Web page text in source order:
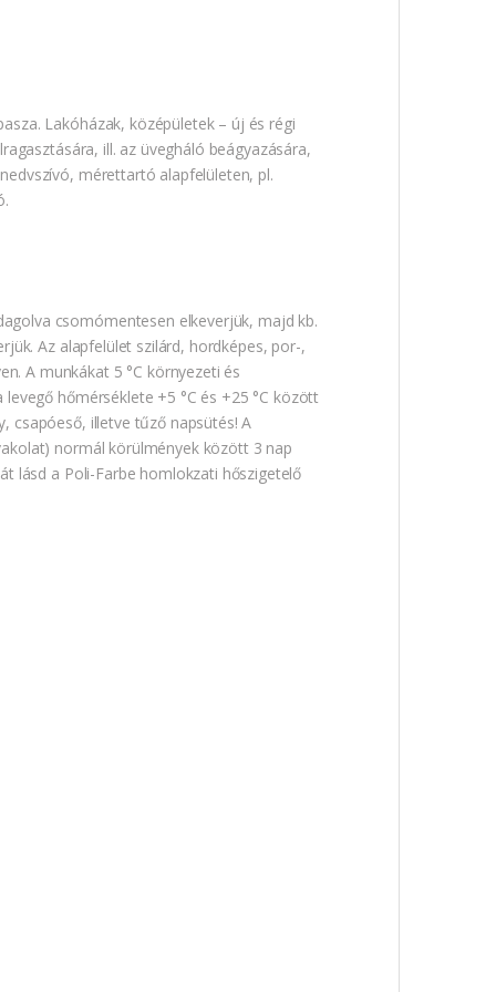
Lakóházak, középületek – új és régi
ill. az üvegháló beágyazására,
mérettartó alapfelületen, pl.
csomómentesen elkeverjük, majd kb.
Az alapfelület szilárd, hordképes, por-,
A munkákat 5 °C környezeti és
hőmérséklete +5 °C és +25 °C között
csapóeső, illetve tűző napsütés! A
normál körülmények között 3 nap
lásd a Poli-Farbe homlokzati hőszigetelő